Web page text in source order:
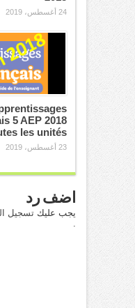
24 أغسطس، 2019
5 AEP 2018
les unités
23 أغسطس، 2019
اضف رد
يجب عليكتسجيل
.